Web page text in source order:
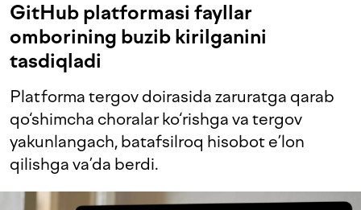
GitHub platformasi fayllar
omborining buzib kirilganini
tasdiqladi
Platforma tergov doirasida zaruratga qarab
qo‘shimcha choralar ko‘rishga va tergov
yakunlangach, batafsilroq hisobot e’lon
qilishga va’da berdi.